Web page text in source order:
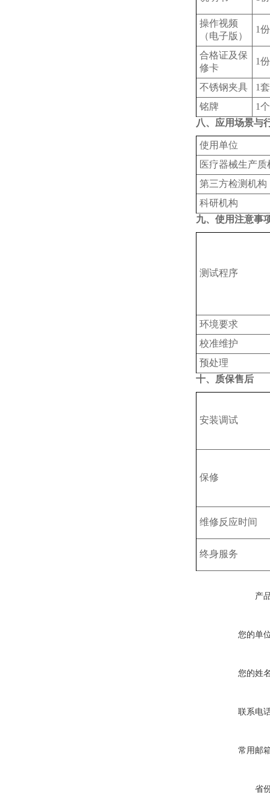
操作视频
（电子版）
1份
合格证及保
修卡
1份
不锈钢夹具
1套
铭牌
1个
八、应用场景与
使用单位
医疗器械生产质
‌第三方检测机构
科研机构
九、使用注意事
测试程序
‌环境要求
‌校准维护‌
预处理
十、质保售后
安装调试
保修
维修反应时间
终身服务
产
您的单
您的姓
联系电
常用邮
省